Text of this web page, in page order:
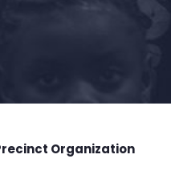
Organization